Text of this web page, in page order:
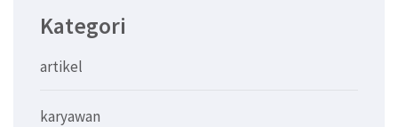
Kategori
artikel
karyawan